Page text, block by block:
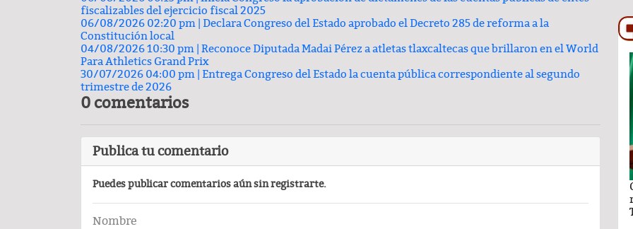
fiscalizables del ejercicio fiscal 2025
06/08/2026 02:20 pm | Declara Congreso del Estado aprobado el Decreto 285 de reforma a la
Constitución local
04/08/2026 10:30 pm | Reconoce Diputada Madai Pérez a atletas tlaxcaltecas que brillaron en el World
Para Athletics Grand Prix
30/07/2026 04:00 pm | Entrega Congreso del Estado la cuenta pública correspondiente al segundo
trimestre de 2026
0 comentarios
Publica tu comentario
Puedes publicar comentarios aún sin registrarte.
Nombre
TRASCENDIDO
Carlos Augusto Pérez y Raymundo Vázquez
TRASCENDIDO